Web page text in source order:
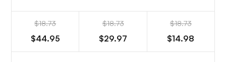
$18.73
$14.98
$18.73
$29.97
$18.73
$44.95